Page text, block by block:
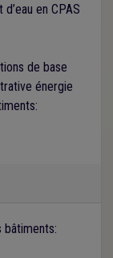
en CPAS
de base
énergie
bâtiments: